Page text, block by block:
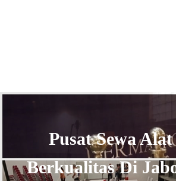
Pusat Sewa Alat
Berkualitas Di